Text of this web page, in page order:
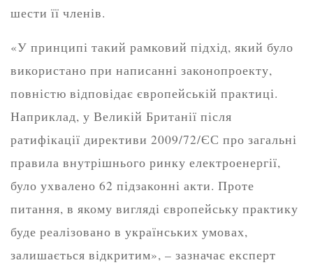
шести її членів.
«У принципі такий рамковий підхід, який було
використано при написанні законопроекту,
повністю відповідає європейській практиці.
Наприклад, у Великій Британії після
ратифікації директиви 2009/72/ЄС про загальні
правила внутрішнього ринку електроенергії,
було ухвалено 62 підзаконні акти. Проте
питання, в якому вигляді європейську практику
буде реалізовано в українських умовах,
залишається відкритим», – зазначає експерт